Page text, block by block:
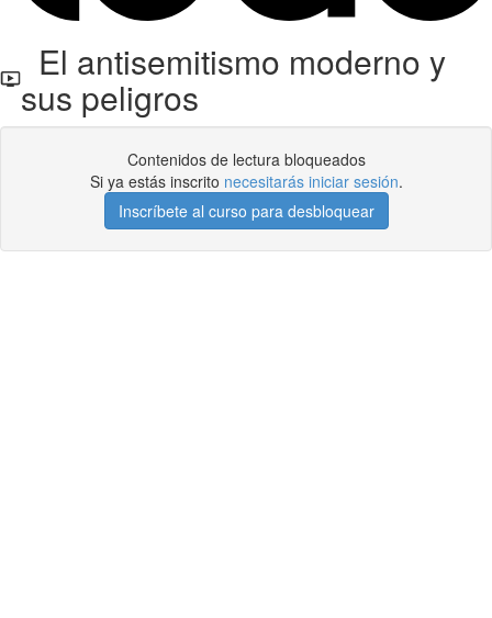
El antisemitismo moderno y
sus peligros
Contenidos de lectura bloqueados
Si ya estás inscrito necesitarás iniciar sesión.
Inscríbete al curso para desbloquear